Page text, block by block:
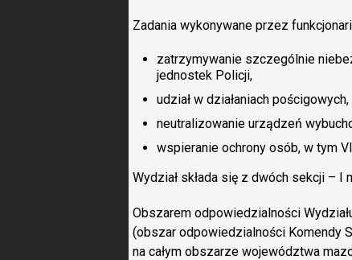
Zadania wykonywane przez
zatrzymywanie szczególnie
jednostek Policji,
udział w działaniach pościgowych,
neutralizowanie urządzeń
wspieranie ochrony osób, w tym
Wydział składa się z dwóch sekcji –
Obszarem odpowiedzialności
(obszar odpowiedzialności Komendy
na całym obszarze województwa